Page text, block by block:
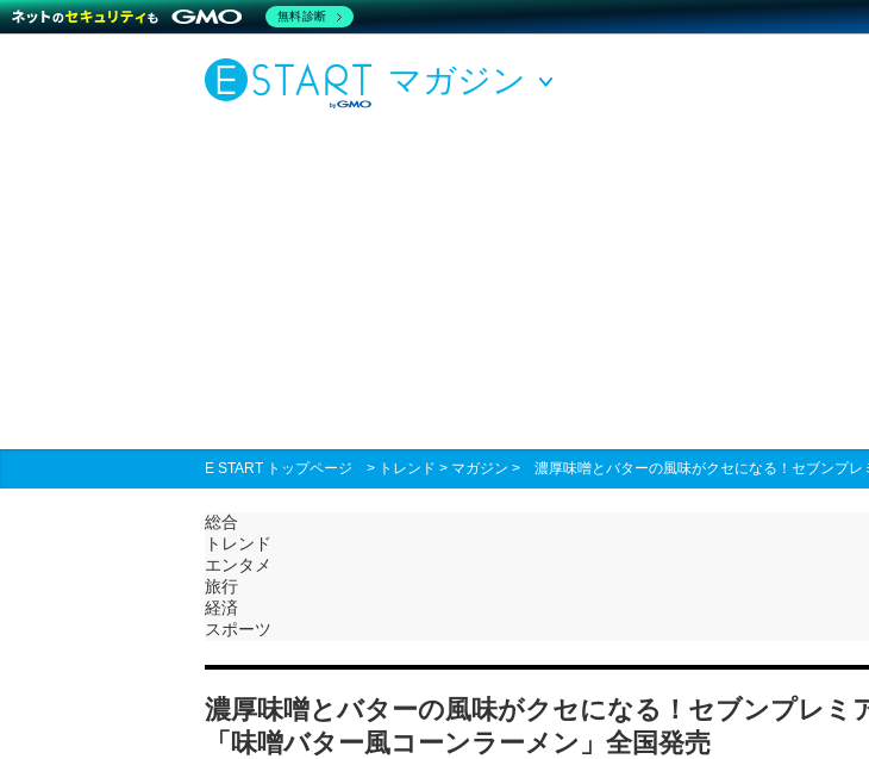
マガジン
E START トップページ > トレンド > マガジン > 濃厚味噌とバターの風味がクセになる！セブンプ
総合
トレンド
エンタメ
旅行
経済
スポーツ
濃厚味噌とバターの風味がクセになる！セブンプレミ
「味噌バター風コーンラーメン」全国発売
無料診断